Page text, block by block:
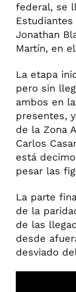
federal, se
Jonathan
Martín, en
La etapa
pero sin
ambos en
presentes,
de la Zona
Carlos
está
pesar las
La parte
de la
de las
desde
desviado